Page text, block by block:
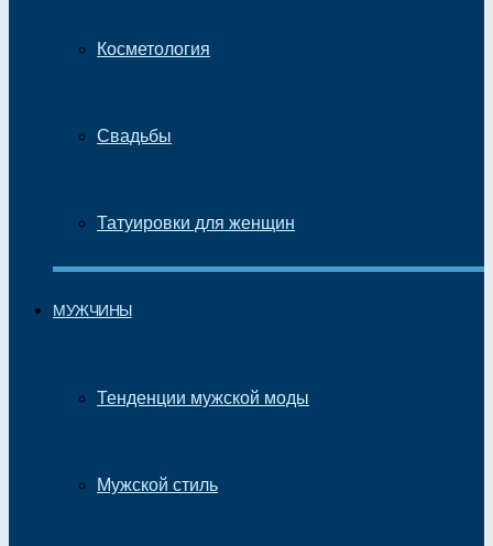
Косметология
Свадьбы
Татуировки для женщин
МУЖЧИНЫ
Тенденции мужской моды
Мужской стиль